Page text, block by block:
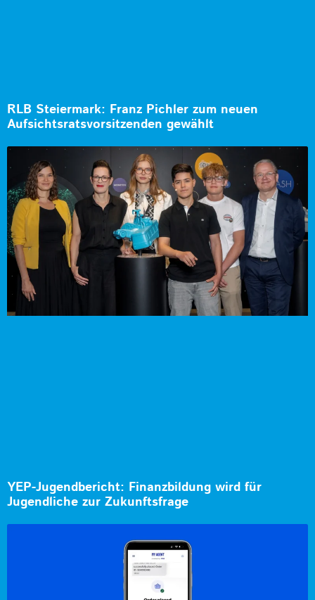
RLB Steiermark: Franz Pichler zum neuen
Aufsichtsratsvorsitzenden gewählt
YEP-Jugendbericht: Finanzbildung wird für
Jugendliche zur Zukunftsfrage